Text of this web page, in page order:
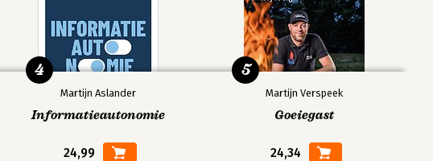
Martijn Aslander
Informatieautonomie
24,99
4
Martijn Verspeek
Goeiegast
24,34
5